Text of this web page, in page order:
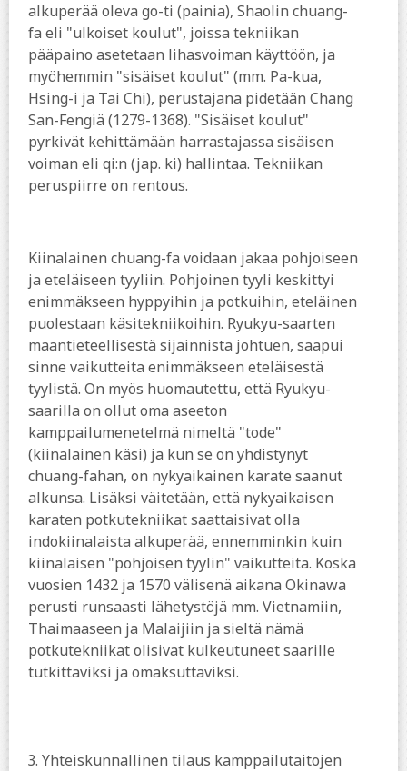
alkuperää oleva go-ti (painia), Shaolin chuang-
fa eli "ulkoiset koulut", joissa tekniikan
pääpaino asetetaan lihasvoiman käyttöön, ja
myöhemmin "sisäiset koulut" (mm. Pa-kua,
Hsing-i ja Tai Chi), perustajana pidetään Chang
San-Fengiä (1279-1368). "Sisäiset koulut"
pyrkivät kehittämään harrastajassa sisäisen
voiman eli qi:n (jap. ki) hallintaa. Tekniikan
peruspiirre on rentous.
Kiinalainen chuang-fa voidaan jakaa pohjoiseen
ja eteläiseen tyyliin. Pohjoinen tyyli keskittyi
enimmäkseen hyppyihin ja potkuihin, eteläinen
puolestaan käsitekniikoihin. Ryukyu-saarten
maantieteellisestä sijainnista johtuen, saapui
sinne vaikutteita enimmäkseen eteläisestä
tyylistä. On myös huomautettu, että Ryukyu-
saarilla on ollut oma aseeton
kamppailumenetelmä nimeltä "tode"
(kiinalainen käsi) ja kun se on yhdistynyt
chuang-fahan, on nykyaikainen karate saanut
alkunsa. Lisäksi väitetään, että nykyaikaisen
karaten potkutekniikat saattaisivat olla
indokiinalaista alkuperää, ennemminkin kuin
kiinalaisen "pohjoisen tyylin" vaikutteita. Koska
vuosien 1432 ja 1570 välisenä aikana Okinawa
perusti runsaasti lähetystöjä mm. Vietnamiin,
Thaimaaseen ja Malaijiin ja sieltä nämä
potkutekniikat olisivat kulkeutuneet saarille
tutkittaviksi ja omaksuttaviksi.
3. Yhteiskunnallinen tilaus kamppailutaitojen